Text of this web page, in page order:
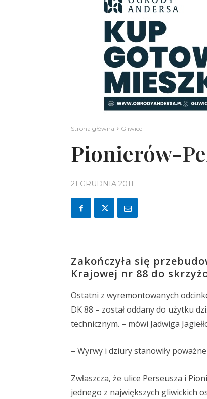
Strona główna Gliwice
Pionierów-
21 GRUDNIA 2011
Zakończyła się
Krajowej nr 88 do
Ostatni z wyremontowanych
DK 88 – został oddany do użytku
technicznym. – mówi Jadwiga
– Wyrwy i dziury stanowiły
Zwłaszcza, że ulice Perseusza i
jednego z największych gliwickich